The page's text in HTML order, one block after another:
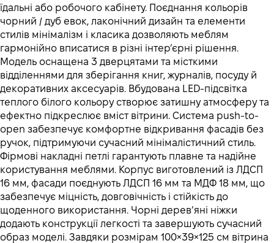
їдальні або робочого кабінету. Поєднання кольорів
чорний / дуб евок, лаконічний дизайн та елементи
стилів мінімалізм і класика дозволяють меблям
гармонійно вписатися в різні інтер’єрні рішення.
Модель оснащена 3 дверцятами та місткими
відділеннями для зберігання книг, журналів, посуду й
декоративних аксесуарів. Вбудована LED-підсвітка
теплого білого кольору створює затишну атмосферу та
ефектно підкреслює вміст вітрини. Система push-to-
open забезпечує комфортне відкривання фасадів без
ручок, підтримуючи сучасний мінімалістичний стиль.
Фірмові накладні петлі гарантують плавне та надійне
користування меблями. Корпус виготовлений із ЛДСП
16 мм, фасади поєднують ЛДСП 16 мм та МДФ 18 мм, що
забезпечує міцність, довговічність і стійкість до
щоденного використання. Чорні дерев’яні ніжки
додають конструкції легкості та завершують сучасний
образ моделі. Завдяки розмірам 100×39×125 см вітрина